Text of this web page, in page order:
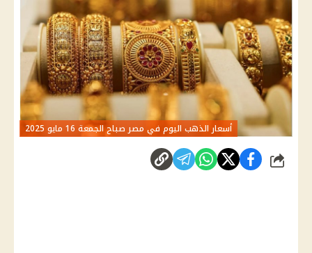
أسعار الذهب اليوم في مصر صباح الجمعة 16 مايو 2025
شارك